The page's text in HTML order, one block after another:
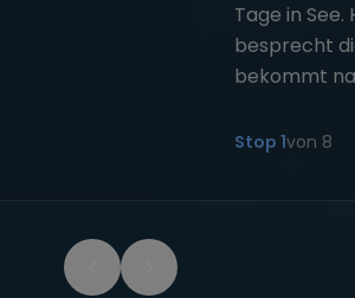
Tage in
besprecht
bekommt
Stop 1von 8